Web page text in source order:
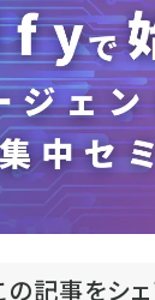
の記事をシ